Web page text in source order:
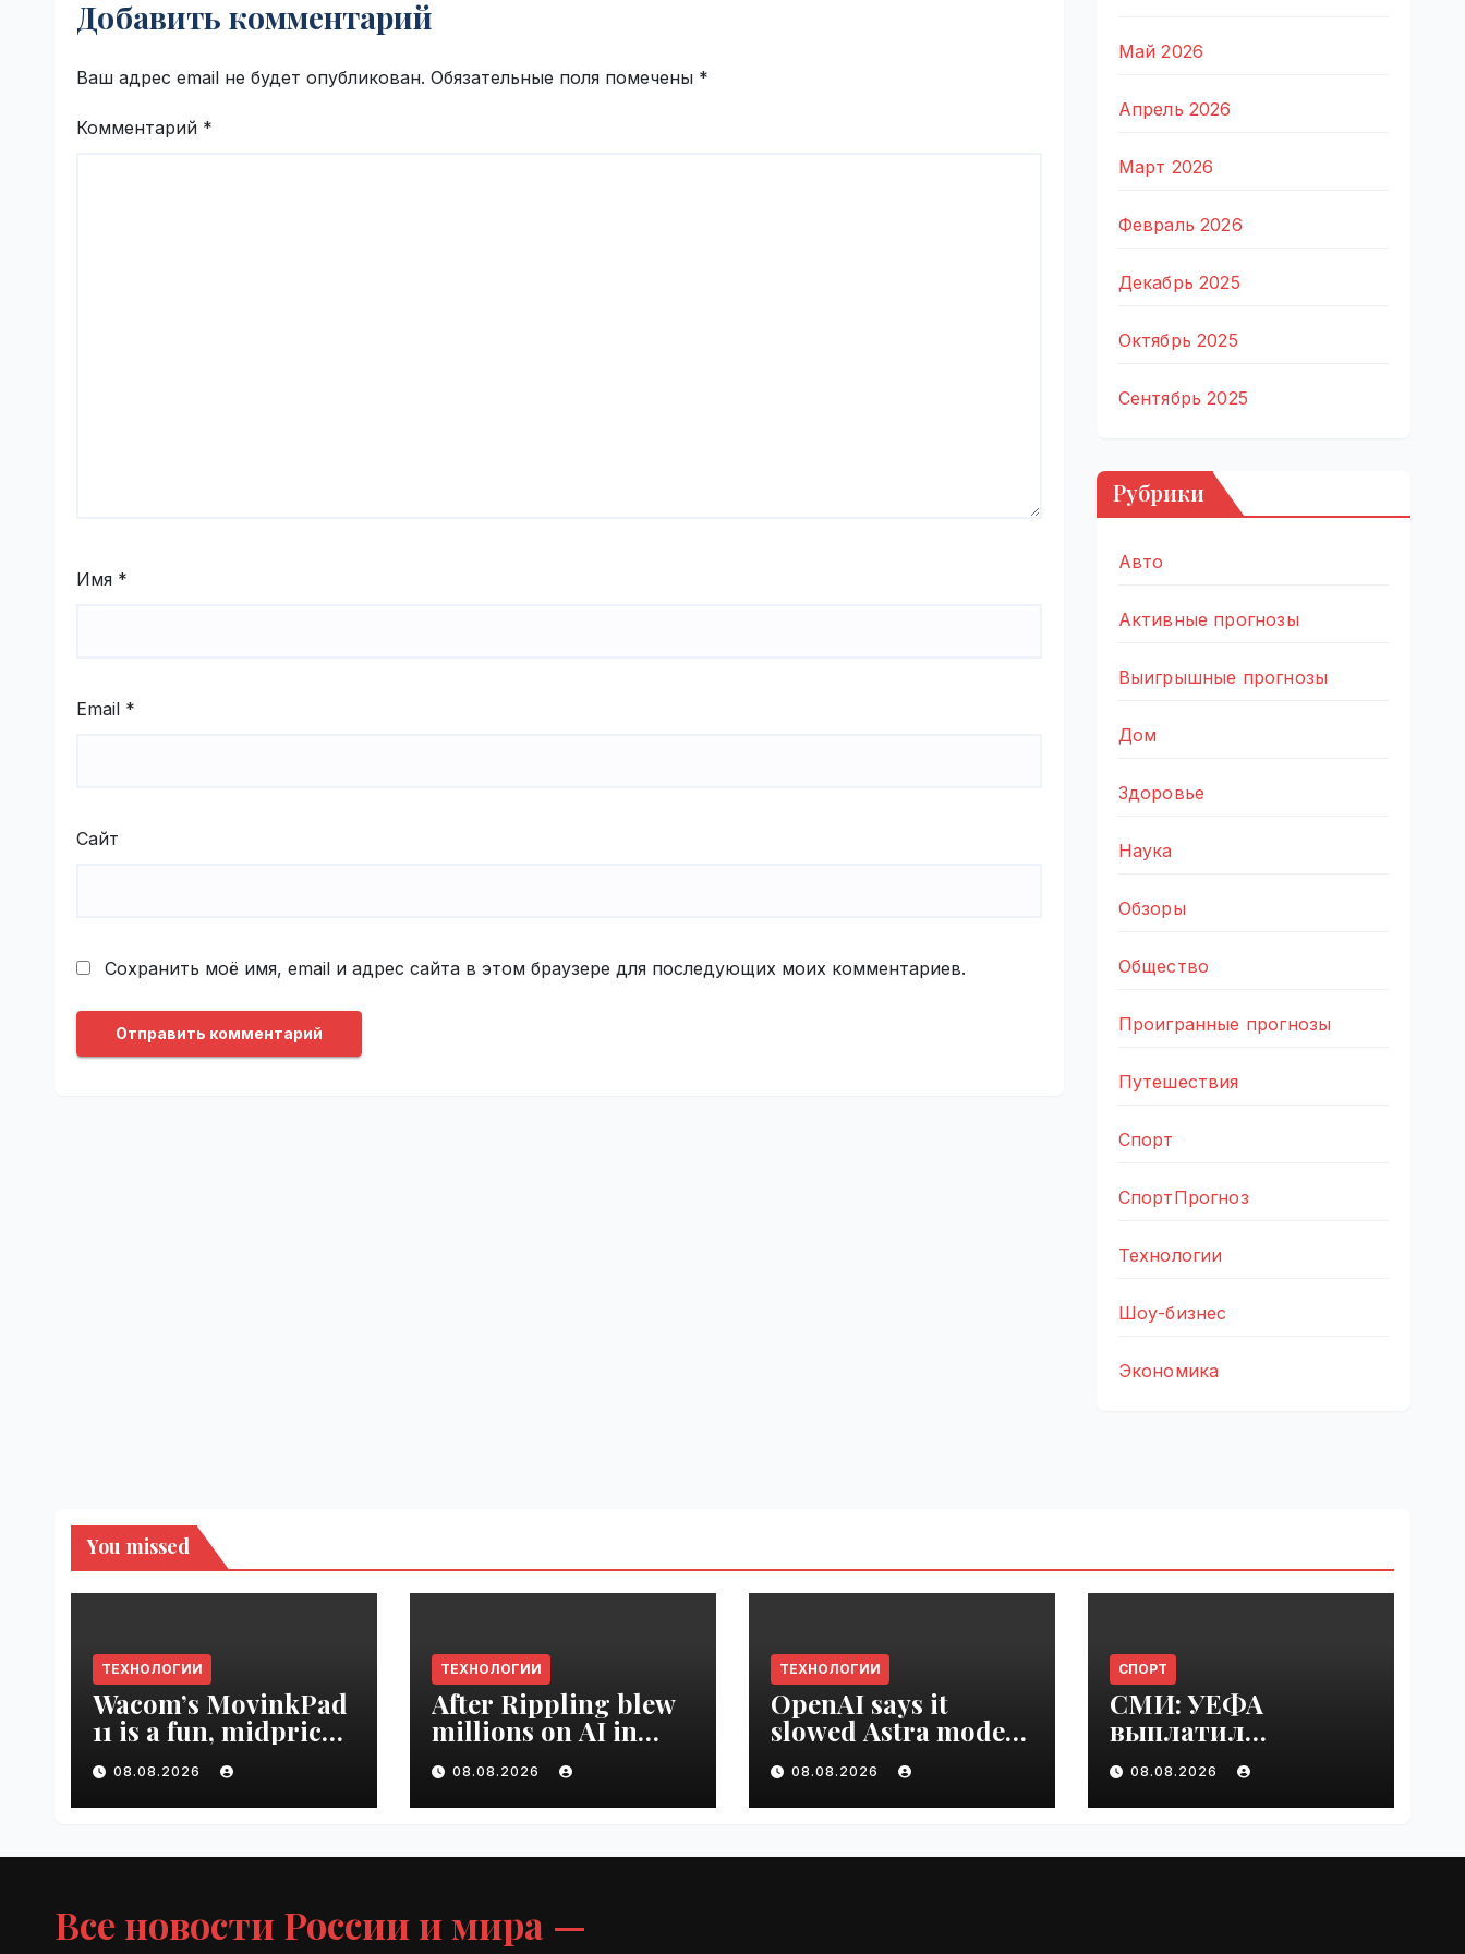
VseTime.ru
Добавить комментарий
Ваш адрес email не будет опубликован. Обязательные поля помечены *
Комментарий *
Имя *
Email *
Сайт
Сохранить моё имя, email и адрес сайта в этом браузере для последующих моих комментариев.
Май 2026
Апрель 2026
Март 2026
Февраль 2026
Декабрь 2025
Октябрь 2025
Сентябрь 2025
Рубрики
Авто
Активные прогнозы
Выигрышные прогнозы
Дом
Здоровье
Наука
Обзоры
Общество
Проигранные прогнозы
Путешествия
Спорт
СпортПрогноз
Технологии
Шоу-бизнес
Экономика
You missed
ТЕХНОЛОГИИ
Wacom’s MovinkPad
11 is a fun, midpriced
entry point for
digital artists |
VseTime.ru
08.08.2026
ТЕХНОЛОГИИ
After Rippling blew
millions on AI in
months, it built an
employee ROI tool |
VseTime.ru
08.08.2026
ТЕХНОЛОГИИ
OpenAI says it
slowed Astra model
development over
security concerns |
VseTime.ru
08.08.2026
СПОРТ
СМИ: УЕФА
выплатил
шестизначную
сумму любовнице
Инфантино |
08.08.2026
Все новости России и мира —